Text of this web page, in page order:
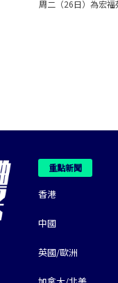
周二（26日）為宏
重點新聞
香港
中國
英國/歐洲